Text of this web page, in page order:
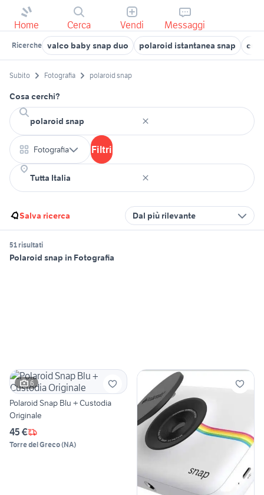
Home Cerca Vendi Messaggi
Ricerche valco baby snap duo polaroid istantanea snap
Subito Fotografia polaroid snap
Cosa cerchi?
Fotografia Filtri
Salva ricerca Dal più rilevante
51 risultati
Polaroid snap in Fotografia
6
Polaroid Snap Blu + Custodia
Originale
45 €
Torre del Greco(NA)